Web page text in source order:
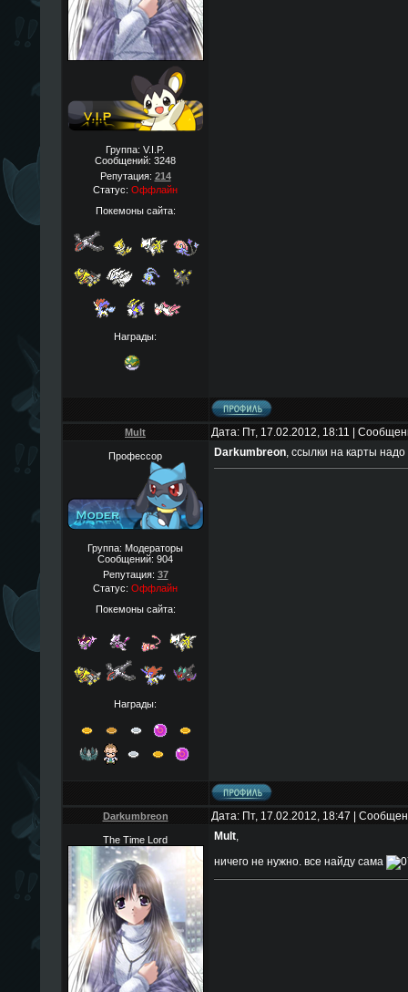
Группа: V.I.P.
Сообщений: 3248
Репутация: 214
Статус: Оффлайн
Покемоны сайта:
Награды:
Mult Дата: Пт, 17.02.2012, 18:11 |
Профессор
Группа: Модераторы
Сообщений: 904
Репутация: 37
Статус: Оффлайн
Покемоны сайта:
Награды:
Darkumbreon, ссылки на карты
Darkumbreon Дата: Пт, 17.02.2012, 18:47 |
The Time Lord Mult,
ничего не нужно. все найду сама